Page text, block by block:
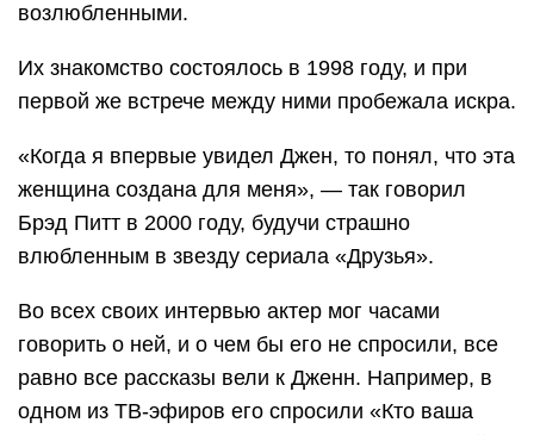
возлюбленными.
Их знакомство состоялось в 1998 году, и при
первой же встрече между ними пробежала искра.
«Когда я впервые увидел Джен, то понял, что эта
женщина создана для меня», — так говорил
Брэд Питт в 2000 году, будучи страшно
влюбленным в звезду сериала «Друзья».
Во всех своих интервью актер мог часами
говорить о ней, и о чем бы его не спросили, все
равно все рассказы вели к Дженн. Например, в
одном из ТВ-эфиров его спросили «Кто ваша